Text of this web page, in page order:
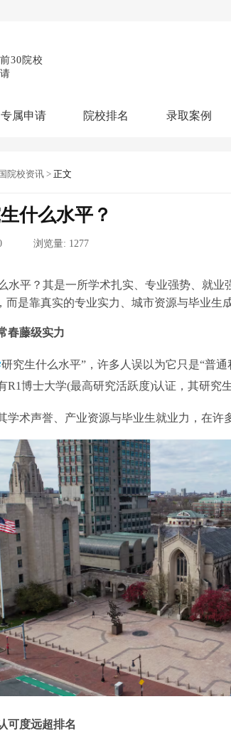
30院校
院校资讯
专属申请
本科申请：
博士申请： 博士定制方案
混合申请：
留学工具： GPA计算器 留学评估
院校排名 录取案例
院校资讯> 正文
什么水平？
浏览量: 1277
水平？其是一所学术扎实、专业强势、就业
而是靠真实的专业实力、城市资源与毕业生
春藤级实力
研究生什么水平”，许多人误以为它只是“普
R1博士大学(最高研究活跃度)认证，其研究
术声誉、产业资源与毕业生就业力，在许
可度远超排名